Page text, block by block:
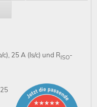
25 A (Is/c) und RISO-